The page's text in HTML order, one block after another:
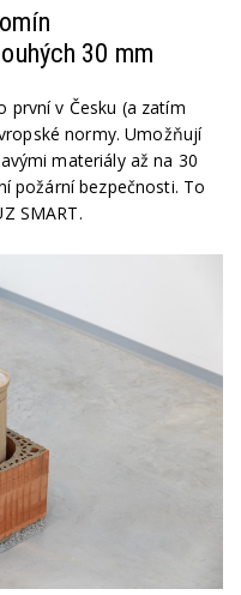
30 mm
první v Česku (a zatím
normy. Umožňují
materiály až na 30
požární bezpečnosti. To
SMART.